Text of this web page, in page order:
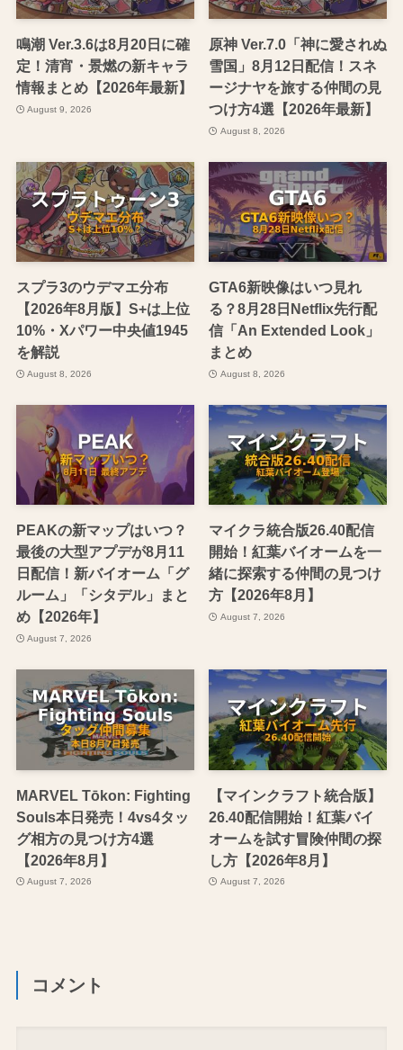
鳴潮 Ver.3.6は8月20日に確
定！清宵・景燃の新キャラ
情報まとめ【2026年最新】
August 9, 2026
原神 Ver.7.0「神に愛されぬ
雪国」8月12日配信！スネ
ージナヤを旅する仲間の見
つけ方4選【2026年最新】
August 8, 2026
スプラ3のウデマエ分布
【2026年8月版】S+は上位
10%・Xパワー中央値1945
を解説
August 8, 2026
GTA6新映像はいつ見れ
る？8月28日Netflix先行配
信「An Extended Look」
まとめ
August 8, 2026
PEAKの新マップはいつ？
最後の大型アプデが8月11
日配信！新バイオーム「グ
ルーム」「シタデル」まと
め【2026年】
August 7, 2026
マイクラ統合版26.40配信
開始！紅葉バイオームを一
緒に探索する仲間の見つけ
方【2026年8月】
August 7, 2026
MARVEL Tōkon: Fighting
Souls本日発売！4vs4タッ
グ相方の見つけ方4選
【2026年8月】
August 7, 2026
【マインクラフト統合版】
26.40配信開始！紅葉バイ
オームを試す冒険仲間の探
し方【2026年8月】
August 7, 2026
コメント